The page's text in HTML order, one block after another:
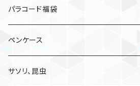
パラコード福袋
ペンケース
サソリ、昆虫